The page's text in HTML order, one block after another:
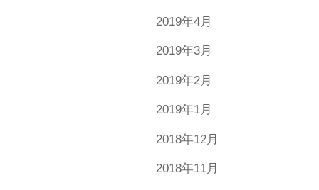
2019年4月
2019年3月
2019年2月
2019年1月
2018年12月
2018年11月